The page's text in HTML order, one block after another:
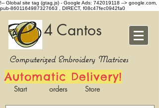
!-- Global site tag (gtag.js) - Google Ads: 742019118 --> google.com,
pub-8601164987327663 , DIRECT, f08c47fec0942fa0
4 Cantos
Computerized Embroidery Matrices
Automatic Delivery!
Start orders Store